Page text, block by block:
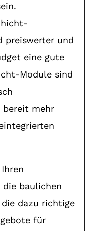
preiswerter und
eine gute
Module sind
bereit mehr
baulichen
dazu richtige
für